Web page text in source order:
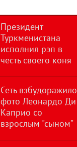
Президент
Туркменистана
исполнил рэп в
честь своего коня
Сеть взбудоражило
фото Леонардо Ди
Каприо со
взрослым "сыном"